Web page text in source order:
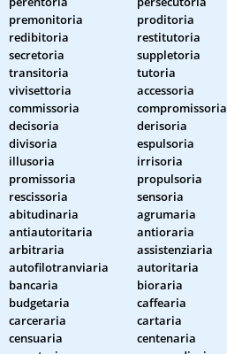
premonitoria proditoria
redibitoria restitutoria
secretoria suppletoria
transitoria tutoria
vivisettoria accessoria
commissoria compromissoria
decisoria derisoria
divisoria espulsoria
illusoria irrisoria
promissoria propulsoria
rescissoria sensoria
abitudinaria agrumaria
antiautoritaria antioraria
arbitraria assistenziaria
autofilotranviaria autoritaria
bancaria bioraria
budgetaria caffearia
carceraria cartaria
censuaria centenaria